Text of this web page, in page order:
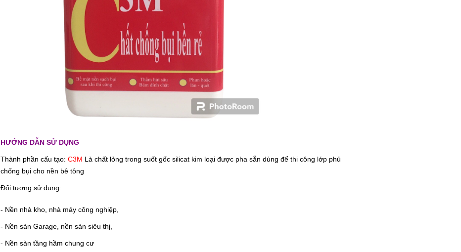
HƯỚNG DẪN SỬ DỤNG
Thành phần cấu tạo:C3M Là chất lỏng trong suốt gốc silicat kim loại được pha sẵn dùng để thi công lớp phủ
chống bụi cho nền bê tông
Đối tượng sử dụng:
- Nền nhà kho, nhà máy công nghiệp,
- Nền sàn Garage, nền sàn siêu thị,
- Nền sàn tầng hầm chung cư